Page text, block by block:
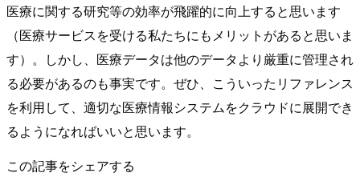
医療に関する研究等の効率が飛躍的に向上すると思います
（医療サービスを受ける私たちにもメリットがあると思いま
す）。しかし、医療データは他のデータより厳重に管理され
る必要があるのも事実です。ぜひ、こういったリファレンス
を利用して、適切な医療情報システムをクラウドに展開でき
るようになればいいと思います。
この記事をシェアする